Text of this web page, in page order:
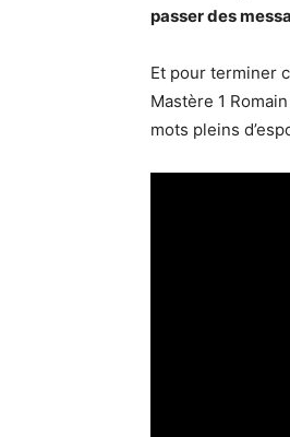
passer des
Et pour terminer
Mastère 1
mots pleins